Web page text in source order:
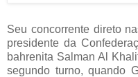
Seu concorrente direto
presidente da
bahrenita Salman Al
segundo turno, quando